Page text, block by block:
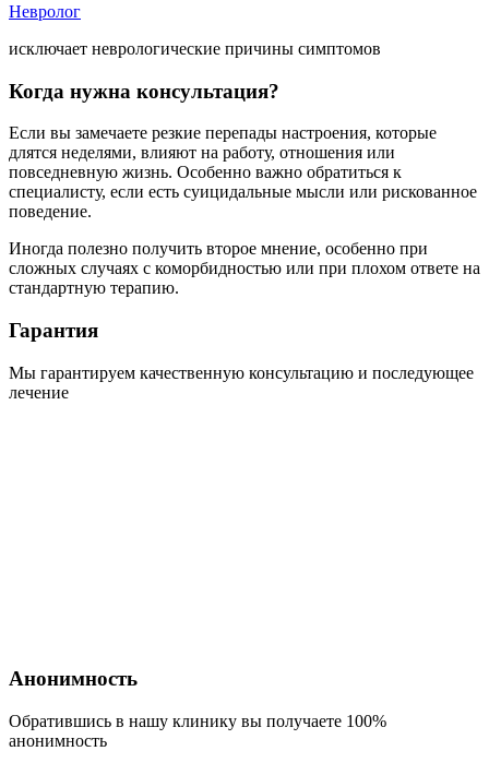
Невролог
исключает неврологические причины симптомов
Когда нужна консультация?
Если вы замечаете резкие перепады настроения, которые
длятся неделями, влияют на работу, отношения или
повседневную жизнь. Особенно важно обратиться к
специалисту, если есть суицидальные мысли или рискованное
поведение.
Иногда полезно получить второе мнение, особенно при
сложных случаях с коморбидностью или при плохом ответе на
стандартную терапию.
Гарантия
Мы гарантируем качественную консультацию и последующее
лечение
Анонимность
Обратившись в нашу клинику вы получаете 100%
анонимность